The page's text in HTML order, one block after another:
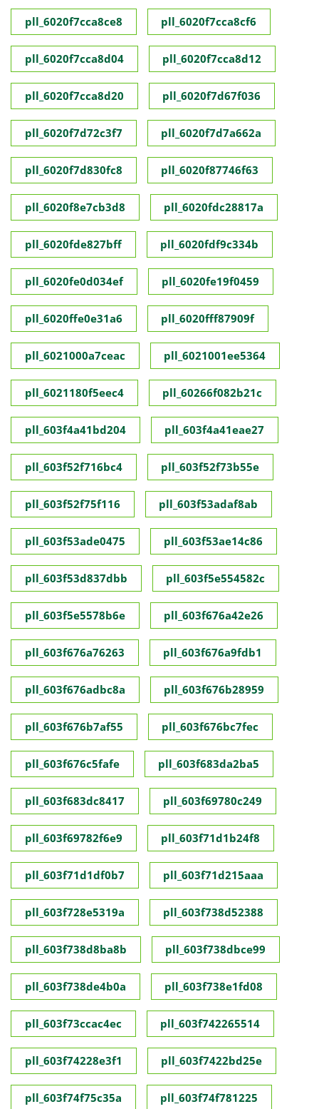
pll_6020f7cca8ce8 pll_6020f7cca8cf6
pll_6020f7cca8d04 pll_6020f7cca8d12
pll_6020f7cca8d20 pll_6020f7d67f036
pll_6020f7d72c3f7 pll_6020f7d7a662a
pll_6020f7d830fc8 pll_6020f87746f63
pll_6020f8e7cb3d8 pll_6020fdc28817a
pll_6020fde827bff pll_6020fdf9c334b
pll_6020fe0d034ef pll_6020fe19f0459
pll_6020ffe0e31a6 pll_6020fff87909f
pll_6021000a7ceac pll_6021001ee5364
pll_6021180f5eec4 pll_60266f082b21c
pll_603f4a41bd204 pll_603f4a41eae27
pll_603f52f716bc4 pll_603f52f73b55e
pll_603f52f75f116 pll_603f53adaf8ab
pll_603f53ade0475 pll_603f53ae14c86
pll_603f53d837dbb pll_603f5e554582c
pll_603f5e5578b6e pll_603f676a42e26
pll_603f676a76263 pll_603f676a9fdb1
pll_603f676adbc8a pll_603f676b28959
pll_603f676b7af55 pll_603f676bc7fec
pll_603f676c5fafe pll_603f683da2ba5
pll_603f683dc8417 pll_603f69780c249
pll_603f69782f6e9 pll_603f71d1b24f8
pll_603f71d1df0b7 pll_603f71d215aaa
pll_603f728e5319a pll_603f738d52388
pll_603f738d8ba8b pll_603f738dbce99
pll_603f738de4b0a pll_603f738e1fd08
pll_603f73ccac4ec pll_603f742265514
pll_603f74228e3f1 pll_603f7422bd25e
pll_603f74f75c35a pll_603f74f781225